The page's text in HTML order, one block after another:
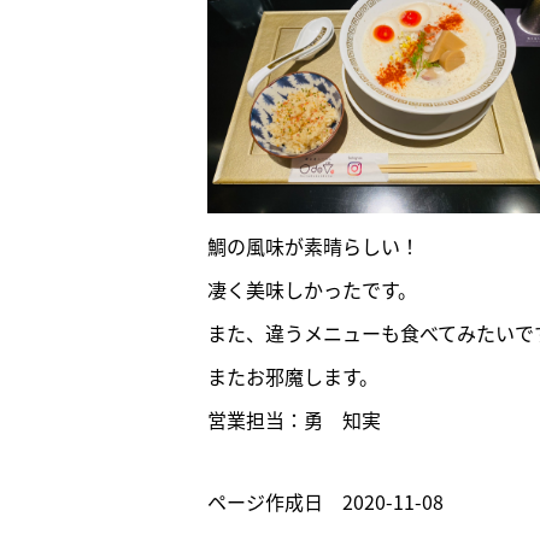
鯛の風味が素晴らしい！
凄く美味しかったです。
また、違うメニューも食べてみたいで
またお邪魔します。
営業担当：勇 知実
ページ作成日 2020-11-08